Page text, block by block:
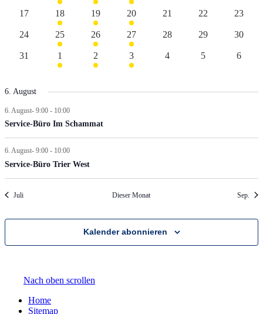
VeranstaltungenVeranstaltungenVeranstaltungVeranstaltungen
0
Veranstaltungen
17
2
Veranstaltungen
18
1
Veranstaltung
19
2
Veranstaltungen
20
0
21
0
22
0
23
0
Veranstaltungen
24
2
Veranstaltungen
25
1
Veranstaltung
26
2
Veranstaltungen
27
0
28
0
29
0
30
0
Veranstaltungen
31
2
Veranstaltungen
1
1
Veranstaltung
2
2
Veranstaltungen
3
0
4
0
5
0
6
6. August
6. August- 9:00 - 10:00
Service-Büro Im Schammat
6. August- 9:00 - 10:00
Service-Büro Trier West
Juli Dieser Monat Sep.
Kalender abonnieren
Nach oben scrollen
Home
Sitemap